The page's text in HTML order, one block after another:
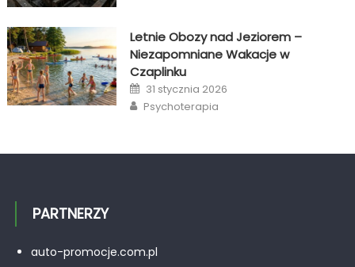
Letnie Obozy nad Jeziorem –
Niezapomniane Wakacje w
Czaplinku
Posted
on
31 stycznia 2026
Author
Psychoterapia
PARTNERZY
auto-promocje.com.pl